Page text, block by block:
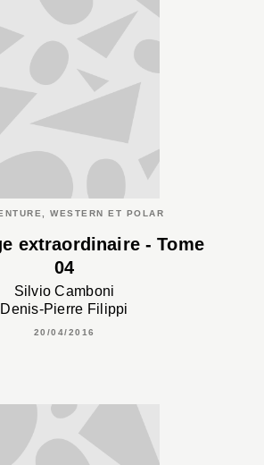
WESTERN ET POLAR
extraordinaire - Tome
04
Silvio Camboni
Denis-Pierre Filippi
20/04/2016